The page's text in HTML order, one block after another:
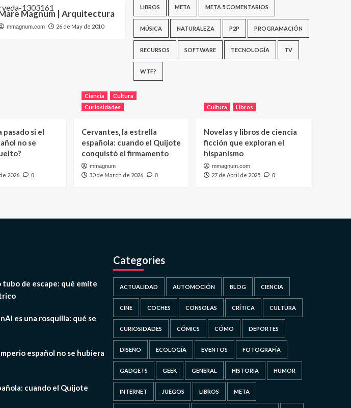
Magnum | Arquitectura
mmagnum.com 26 de May de 2010
LIBROS META META 5 COMENTARIOS
MÚSICA NATURALEZA P2P PROGRAMACIÓN
RECURSOS SOFTWARE TECNOLOGÍA TV
WTF?
pasado si el
no se
2026 0
Ciencia
Cultura
Curiosidades
Cervantes, la estrella
española: cuando el Quijote
conquistó el firmamento
mmagnum
30 de March de 2026 0
Cultura Libros
Novelas y libros de ciencia
ficción que exploran el
hispanismo
mmagnum.com
27 de April de 2025 0
tubo de escape: qué emite
es una rosquilla: qué se
español no se hubiera
cuando el Quijote
Categories
ACTUALIDAD AUTOMOCIÓN BLOG CIENCIA
CINE COCHES CONSOLAS CRÍTICA CULTURA
CURIOSIDADES CÓMICS CÓMO DEPORTES
DISEÑO ECOLOGÍA EVENTOS FOTOGRAFÍA
GADGETS GEEK GENERAL HISTORIA HUMOR
INTERNET JUEGOS LIBROS META